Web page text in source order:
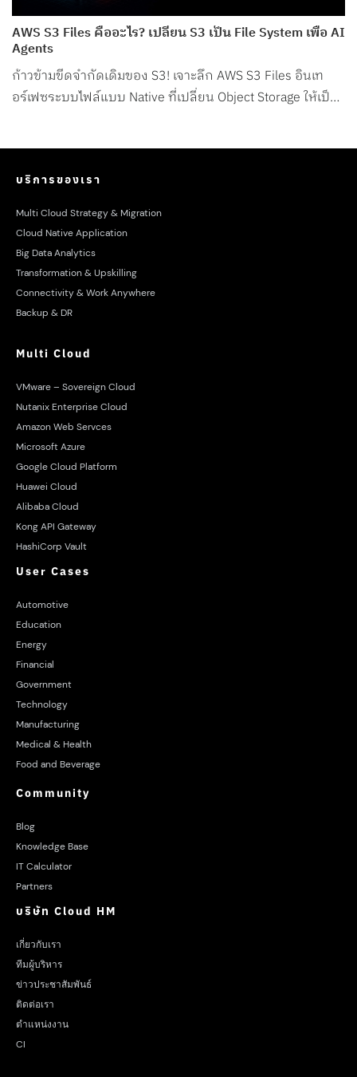
AWS S3 Files คืออะไร? เปลี่ยน S3 เป็น File System เพื่อ AI
Agents
ก้าวข้ามขีดจำกัดเดิมของ S3! เจาะลึก AWS S3 Files อินเท
อร์เฟซระบบไฟล์แบบ Native ที่เปลี่ยน Object Storage ให้เป็น
บริการของเรา
Multi Cloud Strategy & Migration
Cloud Native Application
Big Data Analytics
Transformation & Upskilling
Connectivity & Work Anywhere
Backup & DR
Multi Cloud
VMware – Sovereign Cloud
Nutanix Enterprise Cloud
Amazon Web Servces
Microsoft Azure
Google Cloud Platform
Huawei Cloud
Alibaba Cloud
Kong API Gateway
HashiCorp Vault
User Cases
Automotive
Education
Energy
Financial
Government
Technology
Manufacturing
Medical & Health
Food and Beverage
Community
Blog
Knowledge Base
IT Calculator
Partners
บริษัท Cloud HM
เกี่ยวกับเรา
ทีมผู้บริหาร
ข่าวประชาสัมพันธ์
ติดต่อเรา
ตำแหน่งงาน
CI